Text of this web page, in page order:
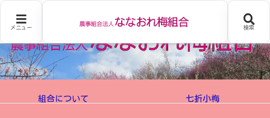
組合について 七折小梅
メニュー 検索